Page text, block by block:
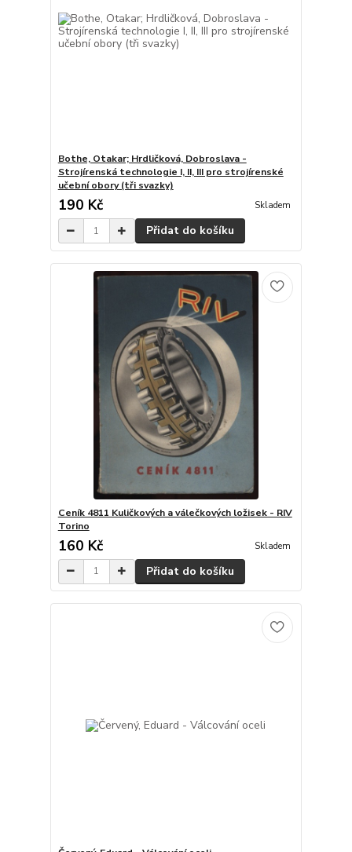
Bothe, Otakar; Hrdličková, Dobroslava -
Strojírenská technologie I, II, III pro strojírenské
učební obory (tři svazky)
190 Kč Skladem
Přidat do košíku
Ceník 4811 Kuličkových a válečkových ložisek - RIV
Torino
160 Kč Skladem
Přidat do košíku